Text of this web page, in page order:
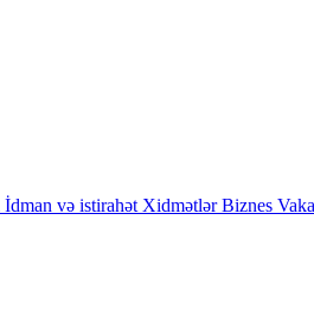
İdman və istirahət Xidmətlər Biznes